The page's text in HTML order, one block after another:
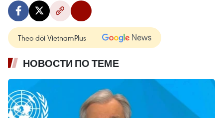
Theo dõi VietnamPlus
НОВОСТИ ПО ТЕМЕ